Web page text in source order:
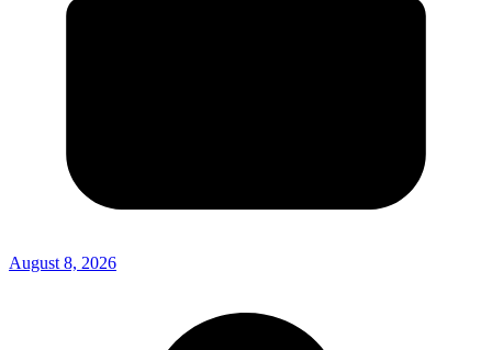
August 8, 2026